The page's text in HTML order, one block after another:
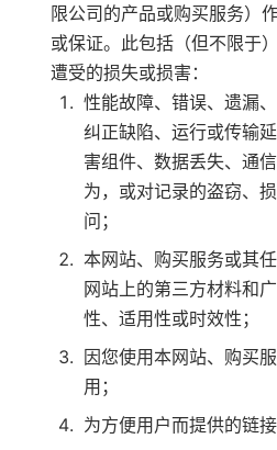
限公司的产品或购买服务）
或保证。此包括（但不限于
遭受的损失或损害：
性能故障、错误、遗漏
纠正缺陷、运行或传输
害组件、数据丢失、通
为，或对记录的盗窃、
问；
本网站、购买服务或其
网站上的第三方材料和
性、适用性或时效性；
因您使用本网站、购买
用；
为方便用户而提供的链